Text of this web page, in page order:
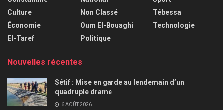
Culture
Économie
El-Taref
Non Classé
Oum El-Bouaghi
Politique
Tébessa
Technologie
Nouvelles récentes
Sétif : Mise en garde au lendemain d’un
quadruple drame
6 AOÛT 2026